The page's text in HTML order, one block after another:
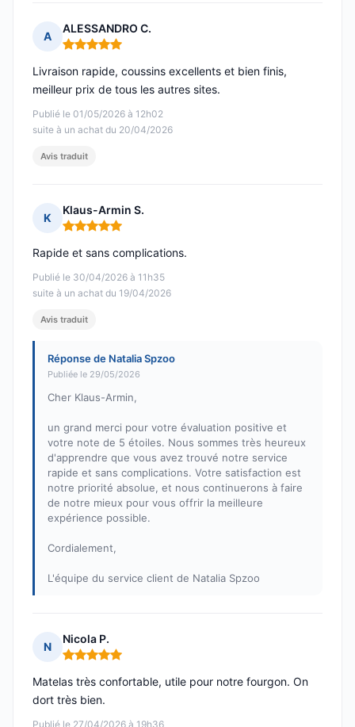
A
ALESSANDRO C.
Note : 5 sur 5
Publié le 01/05/2026 à 12h02
suite à un achat du 20/04/2026
Livraison rapide, coussins excellents et bien finis,
meilleur prix de tous les autres sites.
Avis traduit
K
Klaus-Armin S.
Note : 5 sur 5
Publié le 30/04/2026 à 11h35
suite à un achat du 19/04/2026
Rapide et sans complications.
Avis traduit
Réponse de Natalia Spzoo
Publiée le 29/05/2026
Cher Klaus-Armin,
un grand merci pour votre évaluation positive et
votre note de 5 étoiles. Nous sommes très heureux
d'apprendre que vous avez trouvé notre service
rapide et sans complications. Votre satisfaction est
notre priorité absolue, et nous continuerons à faire
de notre mieux pour vous offrir la meilleure
expérience possible.
Cordialement,
L'équipe du service client de Natalia Spzoo
N
Nicola P.
Note : 5 sur 5
Publié le 27/04/2026 à 19h36
Matelas très confortable, utile pour notre fourgon. On
dort très bien.